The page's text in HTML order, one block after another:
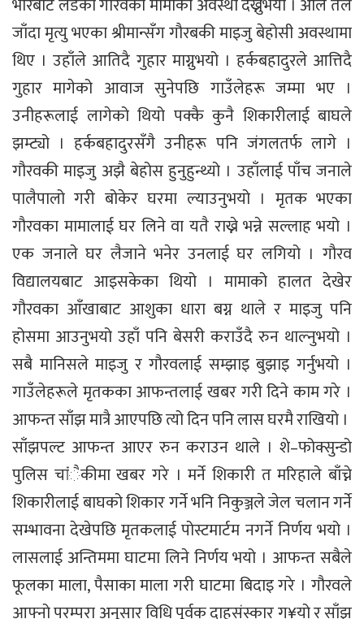
जाँदा मृत्यु भएका श्रीमान्सँग गौरबकी माइजु बेहोसी अवस्थामा
थिए । उहाँले आतिदै गुहार माग्नुभयो । हर्कबहादुरले आत्तिदै
गुहार मागेको आवाज सुनेपछि गाउँलेहरू जम्मा भए ।
उनीहरूलाई लागेको थियो पक्कै कुनै शिकारीलाई बाघले
झम्ट्यो । हर्कबहादुरसँगै उनीहरू पनि जंगलतर्फ लागे ।
गौरवकी माइजु अझै बेहोस हुनुहुन्थ्यो । उहाँलाई पाँच जनाले
पालैपालो गरी बोकेर घरमा ल्याउनुभयो । मृतक भएका
गौरवका मामालाई घर लिने वा यतै राख्ने भन्ने सल्लाह भयो ।
एक जनाले घर लैजाने भनेर उनलाई घर लगियो । गौरव
विद्यालयबाट आइसकेका थियो । मामाको हालत देखेर
गौरवका आँखाबाट आशुका धारा बग्न थाले र माइजु पनि
होसमा आउनुभयो उहाँ पनि बेसरी कराउँदै रुन थाल्नुभयो ।
सबै मानिसले माइजु र गौरवलाई सम्झाइ बुझाइ गर्नुभयो ।
गाउँलेहरूले मृतकका आफन्तलाई खबर गरी दिने काम गरे ।
आफन्त साँझ मात्रै आएपछि त्यो दिन पनि लास घरमै राखियो ।
साँझपल्ट आफन्त आएर रुन कराउन थाले । शे–फोक्सुन्डो
पुलिस चांंैकीमा खबर गरे । मर्ने शिकारी त मरिहाले बाँच्ने
शिकारीलाई बाघको शिकार गर्ने भनि निकुञ्जले जेल चलान गर्ने
सम्भावना देखेपछि मृतकलाई पोस्टमार्टम नगर्ने निर्णय भयो ।
लासलाई अन्तिममा घाटमा लिने निर्णय भयो । आफन्त सबैले
फूलका माला, पैसाका माला गरी घाटमा बिदाइ गरे । गौरवले
आफ्नो परम्परा अनुसार विधि पूर्वक दाहसंस्कार ग¥यो र साँझ